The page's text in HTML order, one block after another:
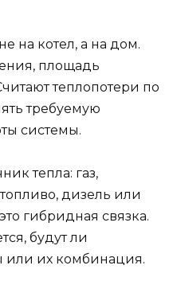
на котел, а на дом.
площадь
теплопотери по
требуемую
системы.
тепла: газ,
дизель или
гибридная связка.
будут ли
или их комбинация.